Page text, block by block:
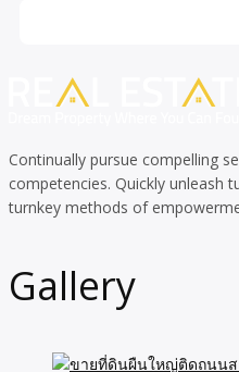
Continually pursue compelling
competencies. Quickly unleash
turnkey methods of
Gallery